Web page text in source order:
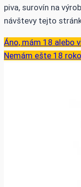
piva, surovín na
návštevy tejto
Áno, mám 18 alebo
Nemám ešte 18